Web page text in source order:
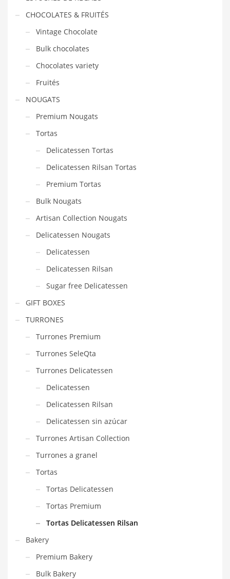
CHOCOLATES & FRUITÉS
Vintage Chocolate
Bulk chocolates
Chocolates variety
Fruités
NOUGATS
Premium Nougats
Tortas
Delicatessen Tortas
Delicatessen Rilsan Tortas
Premium Tortas
Bulk Nougats
Artisan Collection Nougats
Delicatessen Nougats
Delicatessen
Delicatessen Rilsan
Sugar free Delicatessen
GIFT BOXES
TURRONES
Turrones Premium
Turrones SeleQta
Turrones Delicatessen
Delicatessen
Delicatessen Rilsan
Delicatessen sin azúcar
Turrones Artisan Collection
Turrones a granel
Tortas
Tortas Delicatessen
Tortas Premium
Tortas Delicatessen Rilsan
Bakery
Premium Bakery
Bulk Bakery